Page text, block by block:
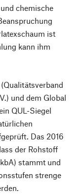
chemische
ist
kann ihm
und dem Global
QUL-Siegel
Das 2016
der Rohstoff
stammt und
strenge